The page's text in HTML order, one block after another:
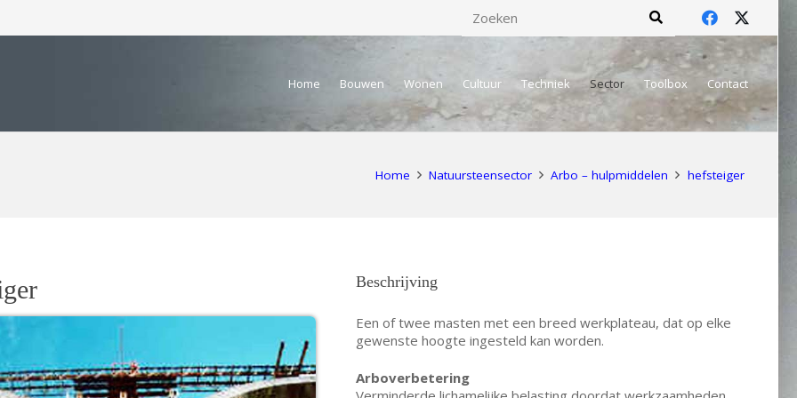
Home Bouwen Wonen Cultuur Techniek Sector Toolbox Contact
Home Natuursteensector Arbo – hulpmiddelen hefsteiger
Beschrijving
Een of twee masten met een breed werkplateau, dat op elke
gewenste hoogte ingesteld kan worden.
Arboverbetering